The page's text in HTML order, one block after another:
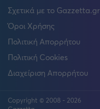
Σχετικά με το Gazzetta.gr
Όροι Χρήσης
Πολιτική Απορρήτου
Πολιτική Cookies
Διαχείριση Απορρήτου
Copyright © 2008 - 2026